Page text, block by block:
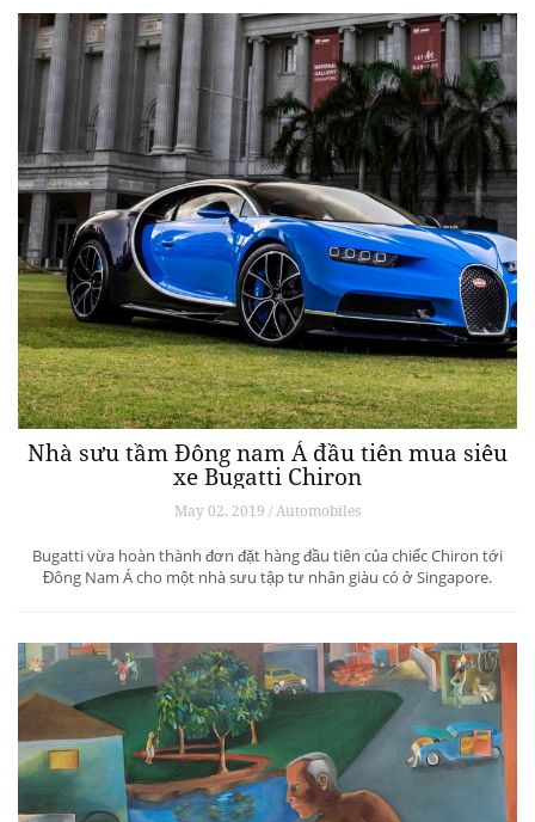
Nhà sưu tầm Đông nam Á đầu tiên mua siêu
xe Bugatti Chiron
May 02, 2019 / Automobiles
Bugatti vừa hoàn thành đơn đặt hàng đầu tiên của chiếc Chiron tới
Đông Nam Á cho một nhà sưu tập tư nhân giàu có ở Singapore.